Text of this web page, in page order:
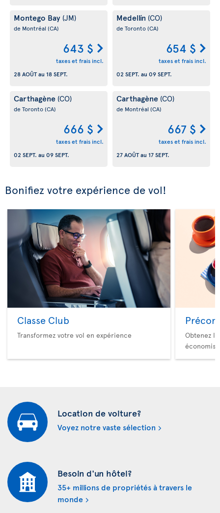
Montego Bay (JM)
de Montréal (CA)
643 $
taxes et frais incl.
28 AOÛTau 18 SEPT.
Medellín (CO)
de Toronto(CA)
654 $
taxes et frais incl.
02 SEPT. au 09 SEPT.
Carthagène (CO)
de Toronto(CA)
666 $
taxes et frais incl.
02 SEPT. au 09 SEPT.
Carthagène (CO)
de Montréal (CA)
667 $
taxes et frais incl.
27 AOÛTau 17 SEPT.
Bonifiez votre expérience de vol!
Classe Club
Transformez votre vol en expérience
Obtenez
Location de voiture?
Voyez notre vaste sélection
Besoin d'un hôtel?
35+ millions de propriétés à travers le
monde